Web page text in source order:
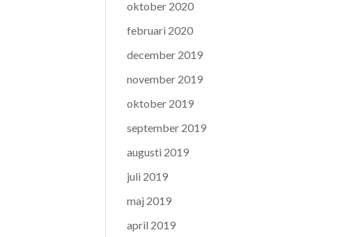
oktober 2020
februari 2020
december 2019
november 2019
oktober 2019
september 2019
augusti 2019
juli 2019
maj 2019
april 2019